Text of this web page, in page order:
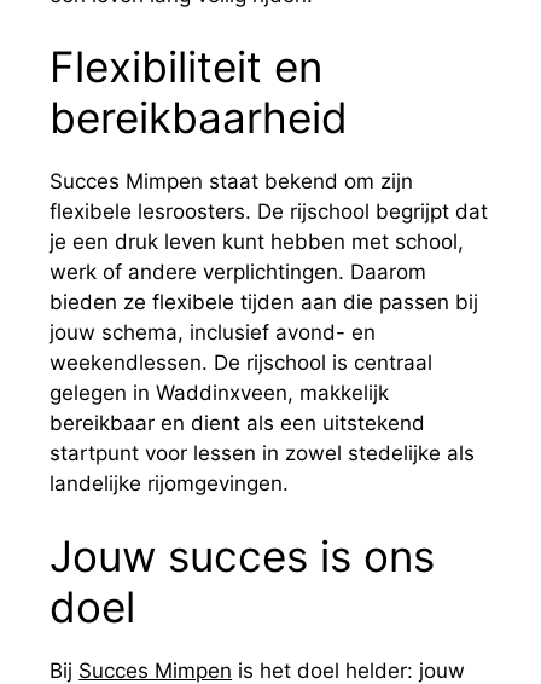
Flexibiliteit en
bereikbaarheid
Succes Mimpen staat bekend om zijn
flexibele lesroosters. De rijschool begrijpt dat
je een druk leven kunt hebben met school,
werk of andere verplichtingen. Daarom
bieden ze flexibele tijden aan die passen bij
jouw schema, inclusief avond- en
weekendlessen. De rijschool is centraal
gelegen in Waddinxveen, makkelijk
bereikbaar en dient als een uitstekend
startpunt voor lessen in zowel stedelijke als
landelijke rijomgevingen.
Jouw succes is ons
doel
Bij Succes Mimpen is het doel helder: jouw